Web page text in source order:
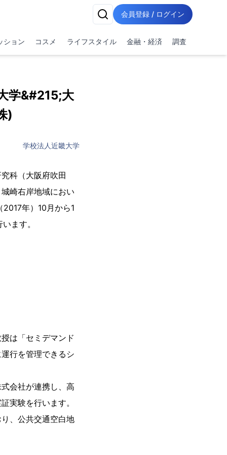
会員登録 / ログイン
ション コスメ ライフスタイル 金融・経済 調査
学&#215;大
)
学校法人近畿大学
科（大阪府吹田
崎右岸地域におい
年）10月から1
ます。
は「セミデマンド
行を管理できるシ
会社が連携し、高
実験を行います。
、公共交通空白地